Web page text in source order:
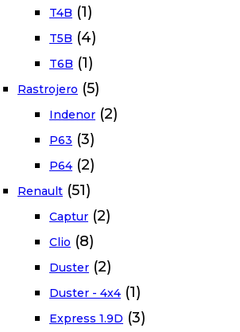
T4B (1)
T5B (4)
T6B (1)
Rastrojero (5)
Indenor (2)
P63 (3)
P64 (2)
Renault (51)
Captur (2)
Clio (8)
Duster (2)
Duster - 4x4 (1)
Express 1.9D (3)